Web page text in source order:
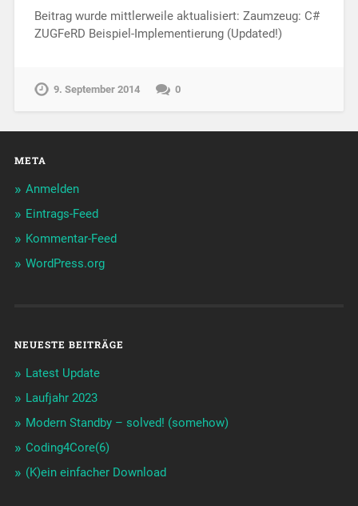
Beitrag wurde mittlerweile aktualisiert: Zaumzeug: C#
ZUGFeRD Beispiel-Implementierung (Updated!)
9. September 2014 0
META
Anmelden
Eintrags-Feed
Kommentar-Feed
WordPress.org
NEUESTE BEITRÄGE
Latest Update
Laufjahr 2023
Modern Standby – solved! (somehow)
Coding4Core(6)
(K)ein einfacher Download